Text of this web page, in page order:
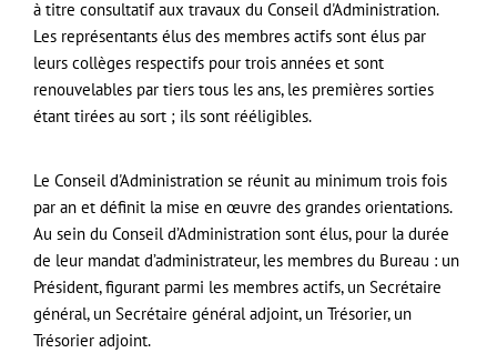
à titre consultatif aux travaux du Conseil d'Administration.
Les représentants élus des membres actifs sont élus par
leurs collèges respectifs pour trois années et sont
renouvelables par tiers tous les ans, les premières sorties
étant tirées au sort ; ils sont rééligibles.
Le Conseil d'Administration se réunit au minimum trois fois
par an et définit la mise en œuvre des grandes orientations.
Au sein du Conseil d’Administration sont élus, pour la durée
de leur mandat d’administrateur, les membres du Bureau : un
Président, figurant parmi les membres actifs, un Secrétaire
général, un Secrétaire général adjoint, un Trésorier, un
Trésorier adjoint.